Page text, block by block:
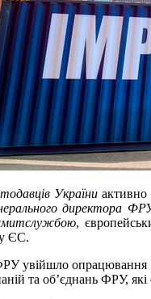
України
директора
,
ЄС.
увійшло опрацювання
та об’єднань ФРУ,